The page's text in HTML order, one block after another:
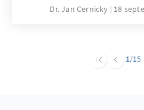
Kürzung von
adressiert, sollte zwar
Dr. Jan Cernicky 18
1/15